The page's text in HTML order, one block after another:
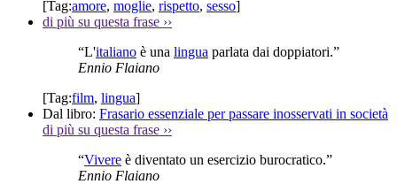
[Tag:amore, moglie, rispetto, sesso]
di più su questa frase ››
“L'italiano è una lingua parlata dai doppiatori.”
Ennio Flaiano
[Tag:film, lingua]
Dal libro: Frasario essenziale per passare inosservati in società
di più su questa frase ››
“Vivere è diventato un esercizio burocratico.”
Ennio Flaiano